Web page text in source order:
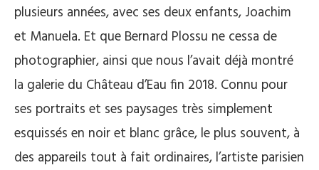
plusieurs années, avec ses deux enfants, Joachim
et Manuela. Et que Bernard Plossu ne cessa de
photographier, ainsi que nous l’avait déjà montré
la galerie du Château d’Eau fin 2018. Connu pour
ses portraits et ses paysages très simplement
esquissés en noir et blanc grâce, le plus souvent, à
des appareils tout à fait ordinaires, l’artiste parisien